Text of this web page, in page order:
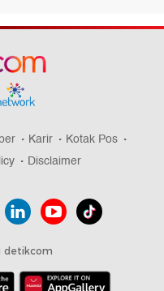
Karir
Kotak Pos
Disclaimer
detikcom